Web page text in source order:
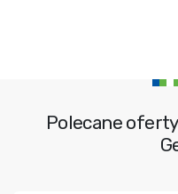
Polecane